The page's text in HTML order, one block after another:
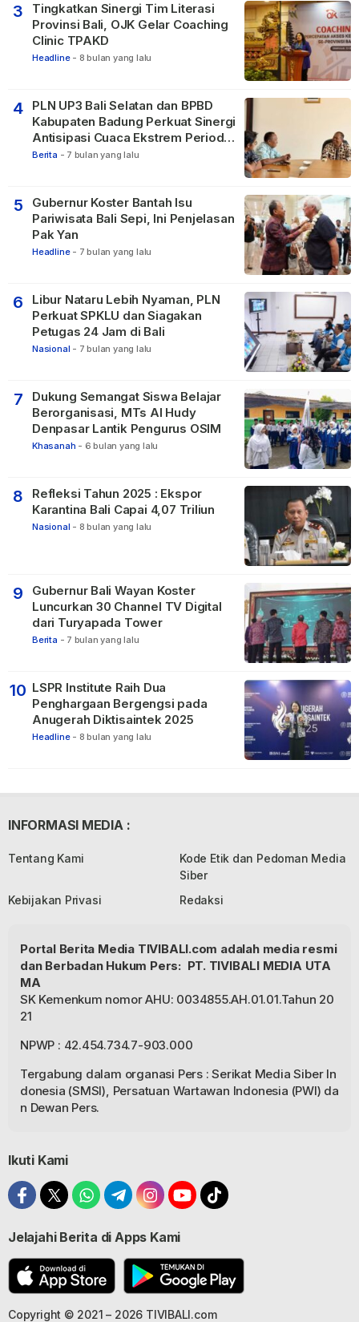
3
Tingkatkan Sinergi Tim Literasi
Provinsi Bali, OJK Gelar Coaching
Clinic TPAKD
Headline - 8 bulan yang lalu
4
PLN UP3 Bali Selatan dan BPBD
Kabupaten Badung Perkuat Sinergi
Antisipasi Cuaca Ekstrem Periode
Nataru
Berita - 7 bulan yang lalu
5
Gubernur Koster Bantah Isu
Pariwisata Bali Sepi, Ini Penjelasan
Pak Yan
Headline - 7 bulan yang lalu
6
Libur Nataru Lebih Nyaman, PLN
Perkuat SPKLU dan Siagakan
Petugas 24 Jam di Bali
Nasional - 7 bulan yang lalu
7
Dukung Semangat Siswa Belajar
Berorganisasi, MTs Al Hudy
Denpasar Lantik Pengurus OSIM
Khasanah - 6 bulan yang lalu
8
Refleksi Tahun 2025 : Ekspor
Karantina Bali Capai 4,07 Triliun
Nasional - 8 bulan yang lalu
9
Gubernur Bali Wayan Koster
Luncurkan 30 Channel TV Digital
dari Turyapada Tower
Berita - 7 bulan yang lalu
10 LSPR Institute Raih Dua
Penghargaan Bergengsi pada
Anugerah Diktisaintek 2025
Headline - 8 bulan yang lalu
INFORMASI MEDIA :
Tentang Kami
Kode Etik dan Pedoman Media
Siber
Kebijakan Privasi
Redaksi
Portal Berita Media TIVIBALI.com adalah media resmi
dan Berbadan Hukum Pers: PT. TIVIBALI MEDIA UTA
MA
SK Kemenkum nomor AHU: 0034855.AH.01.01.Tahun 20
21
NPWP : 42.454.734.7-903.000
Tergabung dalam organasi Pers : Serikat Media Siber In
donesia (SMSI), Persatuan Wartawan Indonesia (PWI) da
n Dewan Pers.
Ikuti Kami
Jelajahi Berita di Apps Kami
Copyright © 2021 – 2026 TIVIBALI.com